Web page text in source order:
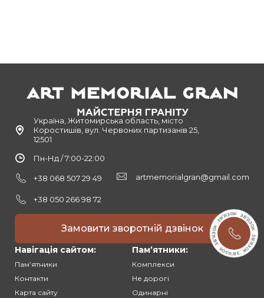
Україна, Житомирська область, місто
Коростишів, вул. Червоних партизанів 25,
12501
Пн-Нд / 7:00-22:00
+38 068 507 29 49
+38 050 266 98 72
artmemorialgran@gmail.com
Замовити зворотній дзвінок
Навігація сайтом:
Памʼятники
Контакти
Карта сайту
Памʼятники:
Комплекси
Не дорогі
Одинарні